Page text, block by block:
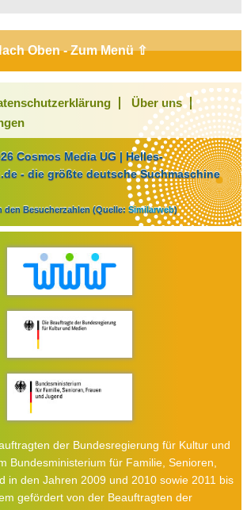
Oben - Zum Menü ⇧
Über uns
Cosmos Media UG | Helles-
- die größte deutsche Suchmaschine
den Besucherzahlen (Quelle: Similarweb)
der Bundesregierung für Kultur und
Bundesministerium für Familie, Senioren,
in den Jahren 2009 und 2010 sowie 2011 bis
gefördert von der Beauftragten der